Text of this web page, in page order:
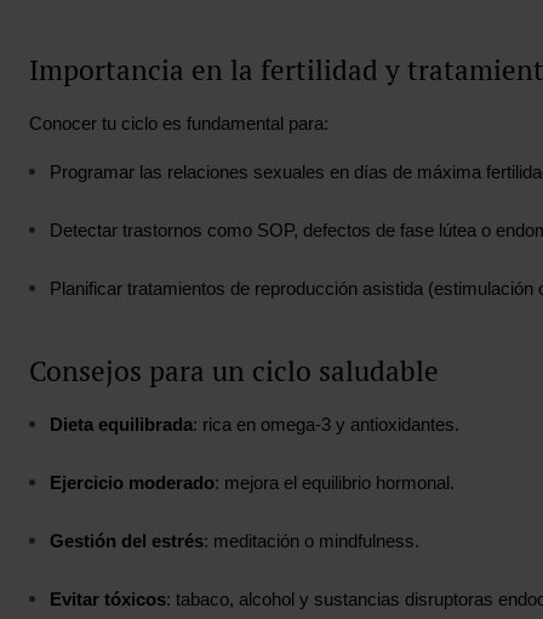
Importancia en la fertilidad y
Conocer tu ciclo es fundamental para:
Programar las relaciones sexuales en días de máxima
Detectar trastornos como SOP, defectos de fase lútea o
Planificar tratamientos de reproducción asistida
Consejos para un ciclo saludable
Dieta equilibrada: rica en omega‑3 y antioxidantes.
Ejercicio moderado: mejora el equilibrio hormonal.
Gestión del estrés: meditación o mindfulness.
Evitar tóxicos: tabaco, alcohol y sustancias disruptoras